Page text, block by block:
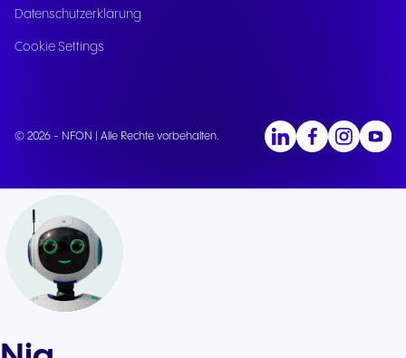
Datenschutzerklärung
Cookie Settings
© 2026 - NFON | Alle Rechte vorbehalten.